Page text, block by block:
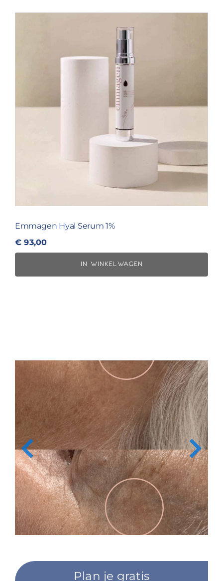
Emmagen Hyal Serum 1%
€ 93,00
IN WINKELWAGEN
Plan je gratis